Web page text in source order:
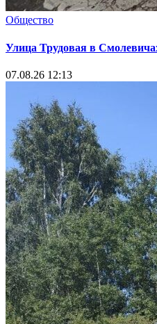
Общество
Улица Трудовая в
07.08.26 12:13